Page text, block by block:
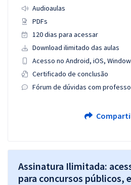
Audioaulas
PDFs
120 dias para acessar
Download ilimitado das aulas
Acesso no Android, iOS,
Certificado de conclusão
Fórum de dúvidas com
Assinatura Ilimitada:
para concursos públicos,